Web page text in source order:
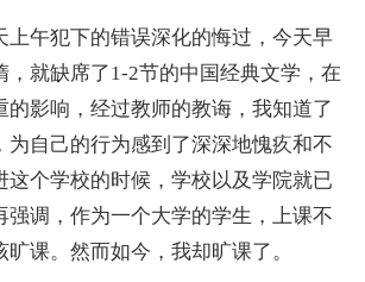
午犯下的错误深化的悔过，今天早
，就缺席了1-2节的中国经典文学，在
的影响，经过教师的教诲，我知道了
为自己的行为感到了深深地愧疚和不
这个学校的时候，学校以及学院就已
强调，作为一个大学的学生，上课不
课。然而如今，我却旷课了。